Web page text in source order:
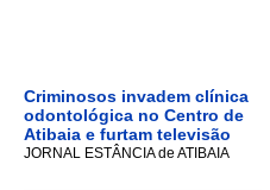
Criminosos invadem clínica
odontológica no Centro de
Atibaia e furtam televisão
JORNAL ESTÂNCIA de ATIBAIA